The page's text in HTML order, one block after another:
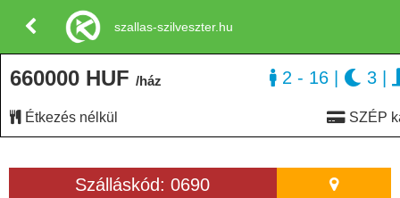
Szálláskód: 0690
660000 HUF /ház
Étkezés nélkül SZÉP
2 - 16 3
szallas-szilveszter.hu